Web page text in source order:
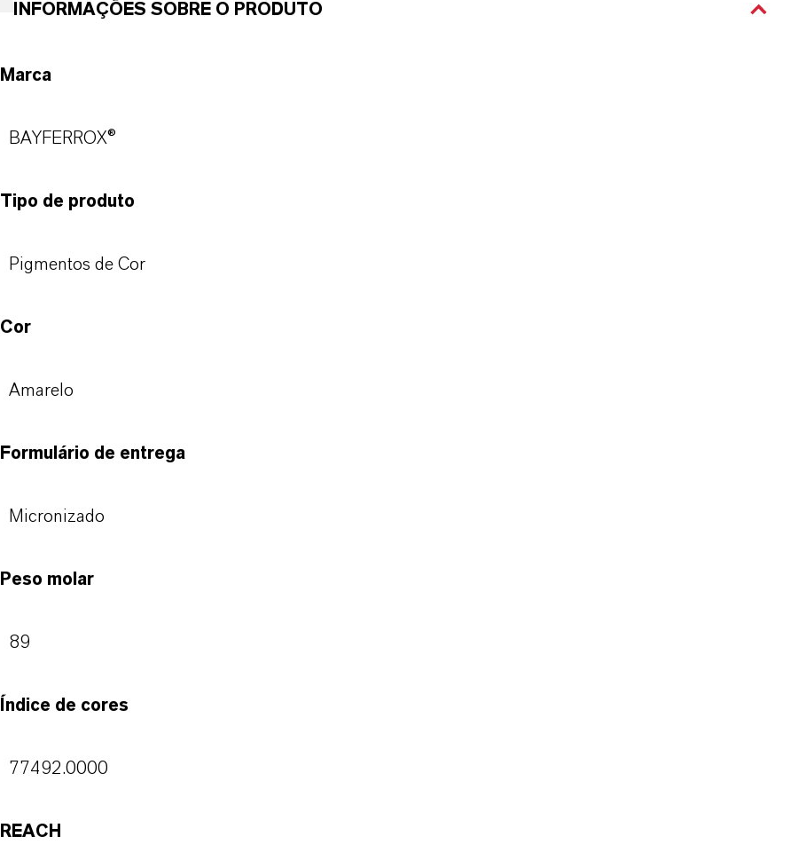
INFORMAÇÕES SOBRE O PRODUTO
Marca
BAYFERROX®
Tipo de produto
Pigmentos de Cor
Cor
Amarelo
Formulário de entrega
Micronizado
Peso molar
89
Índice de cores
77492.0000
REACH